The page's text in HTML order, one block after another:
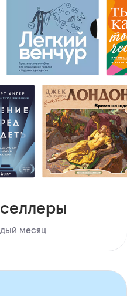
месяц